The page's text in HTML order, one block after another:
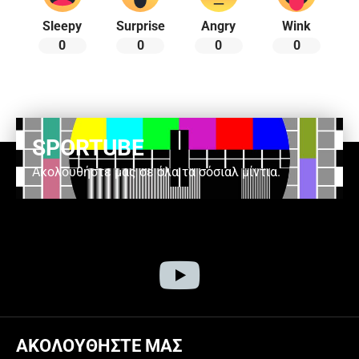
Sleepy
0
Surprise
0
Angry
0
Wink
0
SPORTUBE
Ακολουθήστε μας σε όλα τα σόσιαλ μίντια.
ΑΚΟΛΟΥΘΗΣΤΕ ΜΑΣ